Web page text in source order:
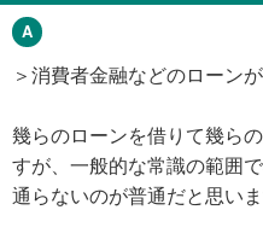
＞消費者金融などのローン
幾らのローンを借りて幾ら
すが、一般的な常識の範囲
通らないのが普通だと思いま